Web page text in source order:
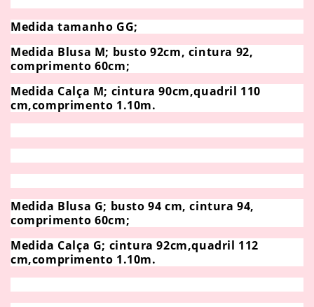
Medida tamanho GG;
Medida Blusa M; busto 92cm, cintura 92,
comprimento 60cm;
Medida Calça M; cintura 90cm,quadril 110
cm,comprimento 1.10m.
Medida Blusa G; busto 94 cm, cintura 94,
comprimento 60cm;
Medida Calça G; cintura 92cm,quadril 112
cm,comprimento 1.10m.